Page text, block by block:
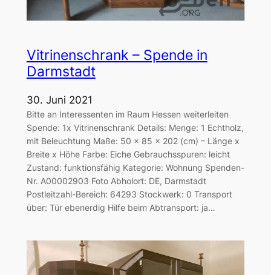
Vitrinenschrank – Spende in
Darmstadt
30. Juni 2021
Bitte an Interessenten im Raum Hessen weiterleiten
Spende: 1x Vitrinenschrank Details: Menge: 1 Echtholz,
mit Beleuchtung Maße: 50 x 85 x 202 (cm) – Länge x
Breite x Höhe Farbe: Eiche Gebrauchsspuren: leicht
Zustand: funktionsfähig Kategorie: Wohnung Spenden-
Nr. A00002903 Foto Abholort: DE, Darmstadt
Postleitzahl-Bereich: 64293 Stockwerk: 0 Transport
über: Tür ebenerdig Hilfe beim Abtransport: ja…